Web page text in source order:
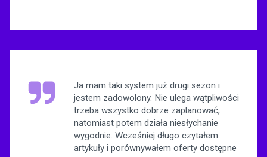
Ja mam taki system już drugi sezon i
jestem zadowolony. Nie ulega wątpliwości
trzeba wszystko dobrze zaplanować,
natomiast potem działa niesłychanie
wygodnie. Wcześniej długo czytałem
artykuły i porównywałem oferty dostępne